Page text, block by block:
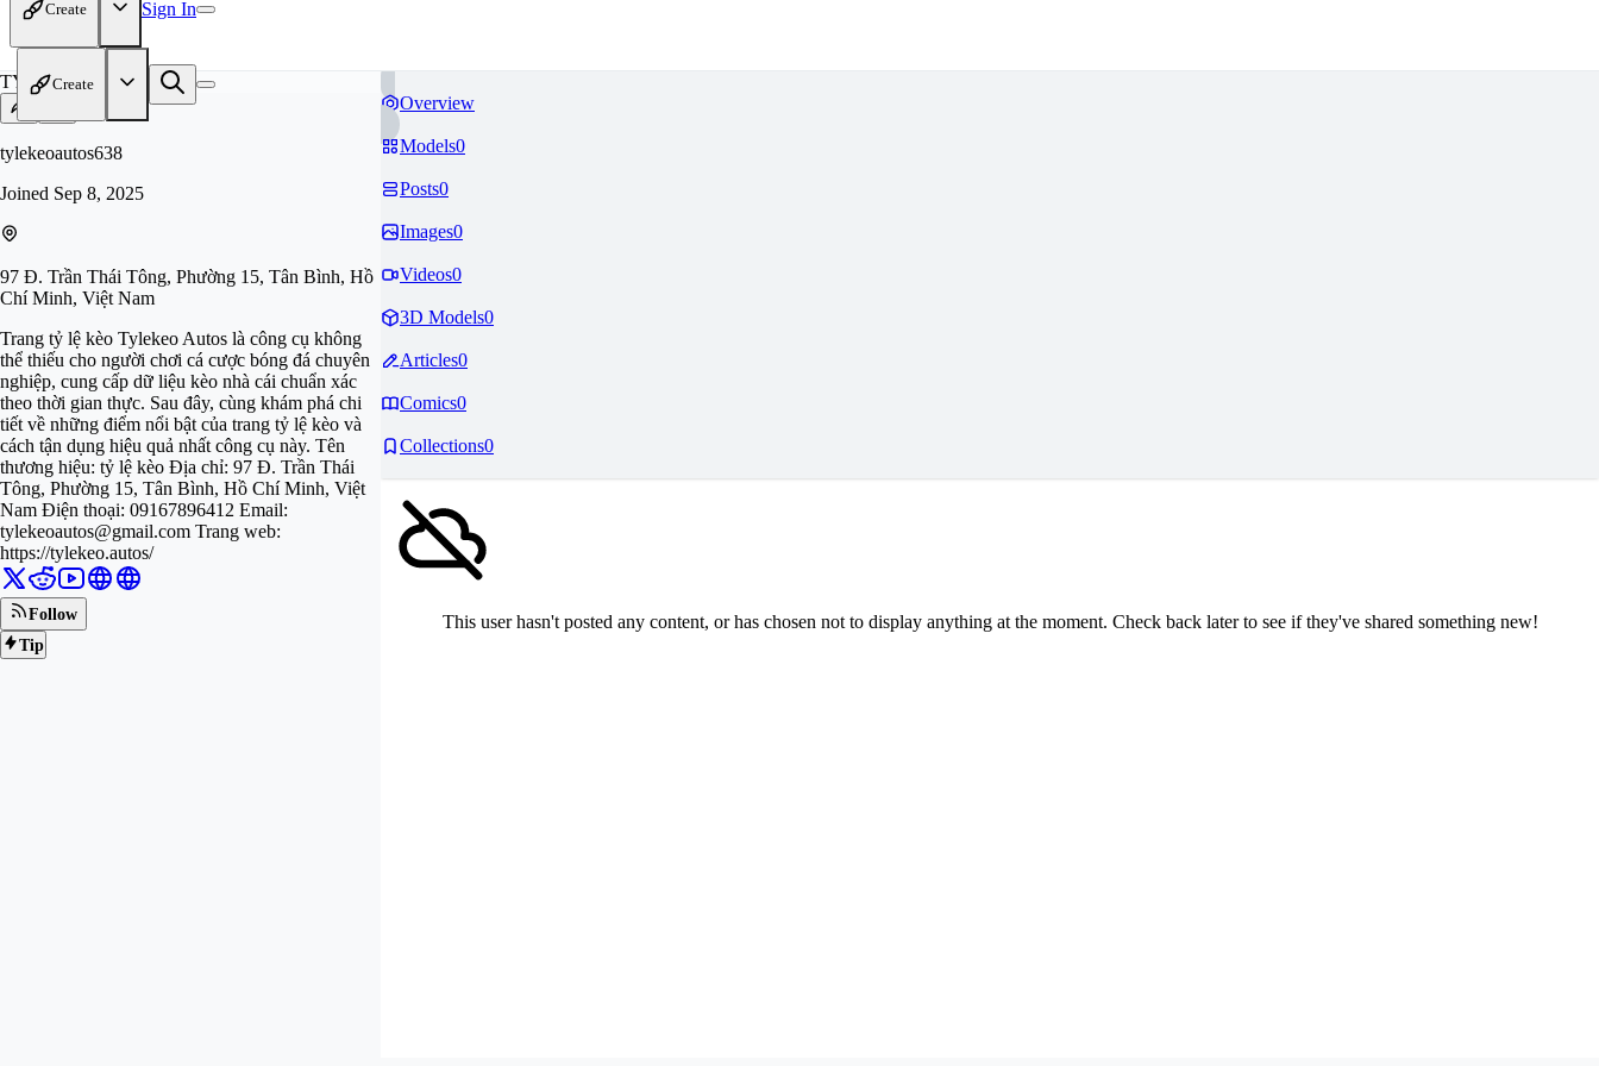
Create Sign In
Create
TY
tylekeoautos638
Joined Sep 8, 2025
97 Đ. Trần Thái Tông, Phường 15, Tân Bình, Hồ
Chí Minh, Việt Nam
Trang tỷ lệ kèo Tylekeo Autos là công cụ không
thể thiếu cho người chơi cá cược bóng đá chuyên
nghiệp, cung cấp dữ liệu kèo nhà cái chuẩn xác
theo thời gian thực. Sau đây, cùng khám phá chi
tiết về những điểm nổi bật của trang tỷ lệ kèo và
cách tận dụng hiệu quả nhất công cụ này. Tên
thương hiệu: tỷ lệ kèo Địa chỉ: 97 Đ. Trần Thái
Tông, Phường 15, Tân Bình, Hồ Chí Minh, Việt
Nam Điện thoại: 09167896412 Email:
tylekeoautos@gmail.com Trang web:
https://tylekeo.autos/
Follow
Tip
Overview
Models0
Posts0
Images0
Videos0
3D Models0
Articles0
Comics0
Collections0
This user hasn't posted any content, or has chosen not to display anything at the moment. Check back later to see if they've shared something new!